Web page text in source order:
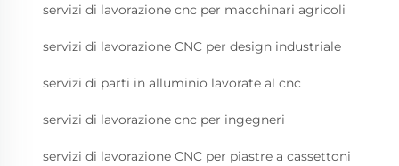
servizi di lavorazione cnc per macchinari agricoli
servizi di lavorazione CNC per design industriale
servizi di parti in alluminio lavorate al cnc
servizi di lavorazione cnc per ingegneri
servizi di lavorazione CNC per piastre a cassettoni